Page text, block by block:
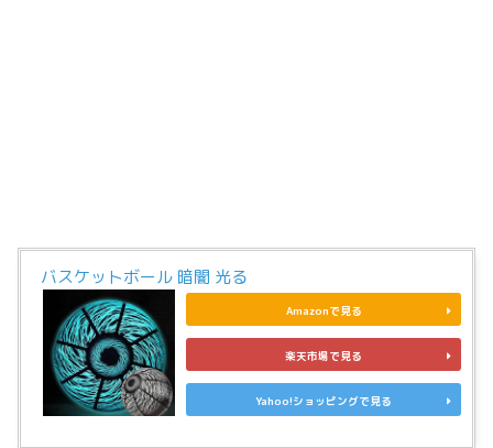
バスケットボール 暗闇 光る
Amazonで見る
楽天市場で見る
Yahoo!ショッピングで見る